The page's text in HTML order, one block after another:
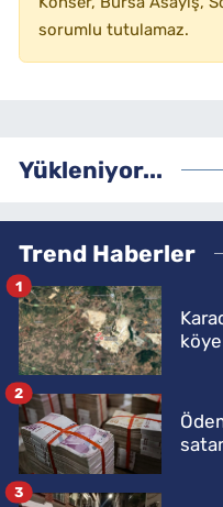
sorumlu tutulamaz.
Yükleniyor...
Trend Haberler
1
2
3